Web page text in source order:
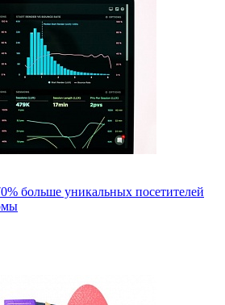
больше уникальных посетителей